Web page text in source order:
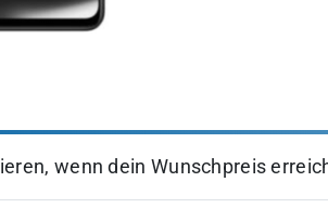
wenn dein Wunschpreis